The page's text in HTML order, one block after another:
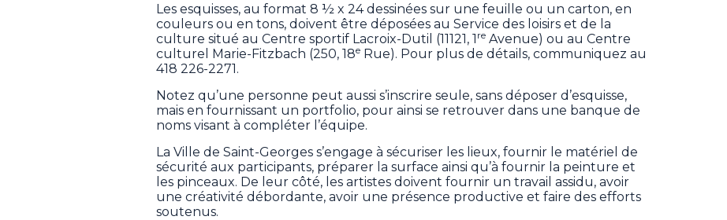
Les esquisses, au format 8 ½ x 24 dessinées sur une feuille ou un carton, en
couleurs ou en tons, doivent être déposées au Service des loisirs et de la
culture situé au Centre sportif Lacroix-Dutil (11121, 1 re Avenue) ou au Centre
culturel Marie-Fitzbach (250, 18e Rue). Pour plus de détails, communiquez au
418 226-2271.
Notez qu’une personne peut aussi s’inscrire seule, sans déposer d’esquisse,
mais en fournissant un portfolio, pour ainsi se retrouver dans une banque de
noms visant à compléter l’équipe.
La Ville de Saint-Georges s’engage à sécuriser les lieux, fournir le matériel de
sécurité aux participants, préparer la surface ainsi qu’à fournir la peinture et
les pinceaux. De leur côté, les artistes doivent fournir un travail assidu, avoir
une créativité débordante, avoir une présence productive et faire des efforts
soutenus.